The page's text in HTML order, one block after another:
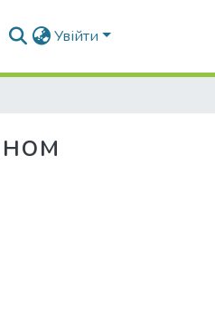
Увійти